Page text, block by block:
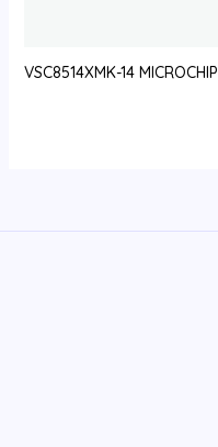
VSC8514XMK-14 MICROCHIP